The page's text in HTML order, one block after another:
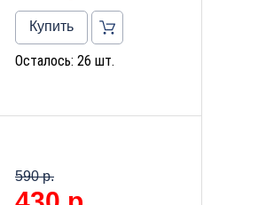
Купить
Осталось: 26 шт.
590 р.